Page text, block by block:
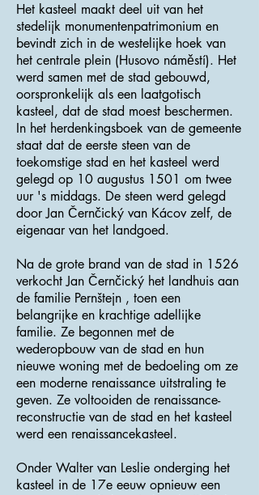
Het kasteel maakt deel uit van het
stedelijk monumentenpatrimonium en
bevindt zich in de westelijke hoek van
het centrale plein (Husovo náměstí). Het
werd samen met de stad gebouwd,
oorspronkelijk als een laatgotisch
kasteel, dat de stad moest beschermen.
In het herdenkingsboek van de gemeente
staat dat de eerste steen van de
toekomstige stad en het kasteel werd
gelegd op 10 augustus 1501 om twee
uur 's middags. De steen werd gelegd
door Jan Černčický van Kácov zelf, de
eigenaar van het landgoed.
Na de grote brand van de stad in 1526
verkocht Jan Černčický het landhuis aan
de familie Pernštejn , toen een
belangrijke en krachtige adellijke
familie. Ze begonnen met de
wederopbouw van de stad en hun
nieuwe woning met de bedoeling om ze
een moderne renaissance uitstraling te
geven. Ze voltooiden de renaissance-
reconstructie van de stad en het kasteel
werd een renaissancekasteel.
Onder Walter van Leslie onderging het
kasteel in de 17e eeuw opnieuw een